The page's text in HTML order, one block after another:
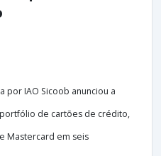
por IAO Sicoob anunciou a
de cartões de crédito,
Mastercard em seis